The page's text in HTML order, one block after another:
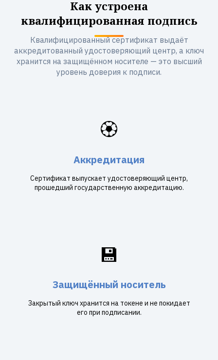
Как устроена
квалифицированная подпись
Квалифицированный сертификат выдаёт
аккредитованный удостоверяющий центр, а ключ
хранится на защищённом носителе — это высший
уровень доверия к подписи.
🏵️
Аккредитация
Сертификат выпускает удостоверяющий центр,
прошедший государственную аккредитацию.
💾
Защищённый носитель
Закрытый ключ хранится на токене и не покидает
его при подписании.